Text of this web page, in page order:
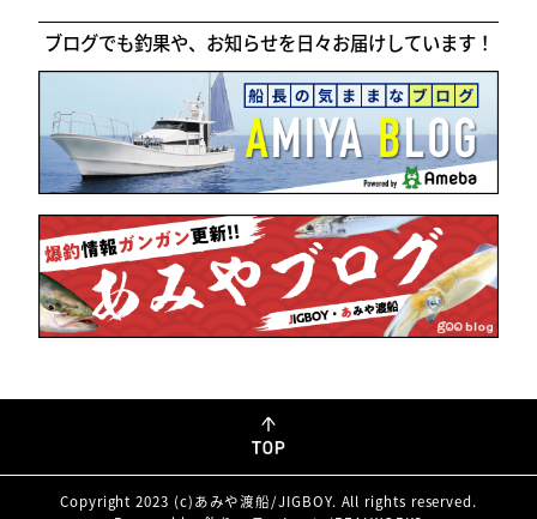
ブログでも釣果や、お知らせを日々お届けしています！
Copyright 2023 (c)あみや渡船/JIGBOY. All rights reserved.